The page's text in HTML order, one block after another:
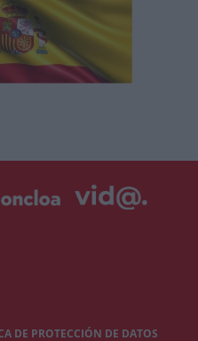
DE PROTECCIÓN DE DATOS